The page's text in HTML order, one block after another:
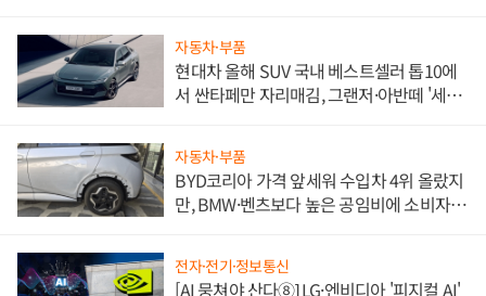
자동차·부품
현대차 올해 SUV 국내 베스트셀러 톱10에
서 싼타페만 자리매김, 그랜저·아반떼 '세단
자동차·부품
BYD코리아 가격 앞세워 수입차 4위 올랐지
만, BMW·벤츠보다 높은 공임비에 소비자
전자·전기·정보통신
[AI 뭉쳐야 산다⑧] LG·엔비디아 '피지컬 AI'